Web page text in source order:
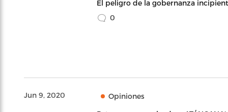
El peligro de la gobernanza
0
Jun 9, 2020 Opiniones